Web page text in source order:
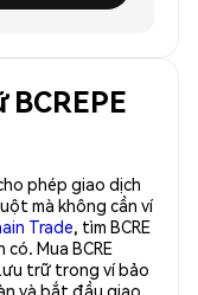
phép giao dịch
mà không cần ví
Trade, tìm BCRE
Mua BCRE
trữ trong ví bảo
và bắt đầu giao